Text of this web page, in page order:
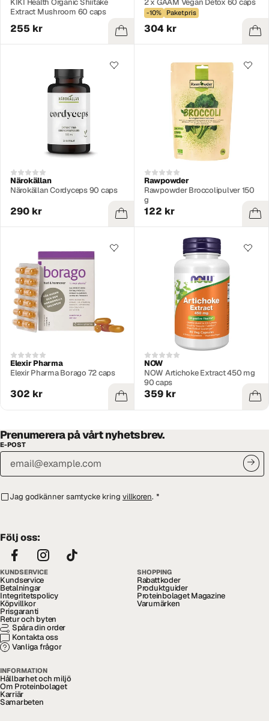
Extract Mushroom 60 caps
255 kr
-10% Paketpris
304 kr
Närokällan
Närokällan Cordyceps 90 caps
290 kr
Rawpowder
Rawpowder Broccolipulver 150
g
122 kr
Elexir Pharma
Elexir Pharma Borago 72 caps
302 kr
NOW
NOW Artichoke Extract 450 mg
90 caps
359 kr
Prenumerera på vårt nyhetsbrev.
E-POST
Jag godkänner samtycke kring villkoren. *
Följ oss:
KUNDSERVICE
Kundservice
Betalningar
Integritetspolicy
Köpvillkor
Prisgaranti
Retur och byten
Spåra din order
Kontakta oss
Vanliga frågor
SHOPPING
Rabattkoder
Produktguider
Proteinbolaget Magazine
Varumärken
INFORMATION
Hållbarhet och miljö
Om Proteinbolaget
Karriär
Samarbeten